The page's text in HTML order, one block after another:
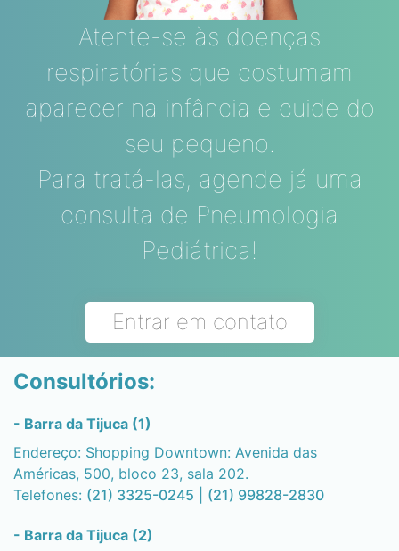
Atente-se às doenças
respiratórias que costumam
aparecer na infância e cuide do
seu pequeno.
Para tratá-las, agende já uma
consulta de Pneumologia
Pediátrica!
Entrar em contato
Consultórios:
- Barra da Tijuca (1)
Endereço: Shopping Downtown: Avenida das
Américas, 500, bloco 23, sala 202.
Telefones: (21) 3325-0245 (21) 99828-2830
- Barra da Tijuca (2)